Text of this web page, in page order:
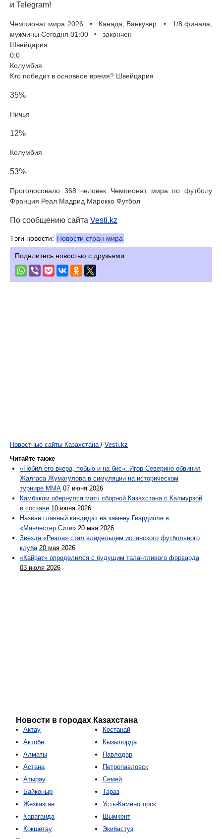
и Telegram!
Чемпионат мира 2026 • Канада, Ванкувер • 1/8 финала,
мужчины Сегодня 01:00 • закончен
Швейцария
0:0
Колумбия
Кто победит в основное время? Швейцария
35%
Ничья
12%
Колумбия
53%
Проголосовало 368 человек Чемпионат мира по футболу
Франция Реал Мадрид Марокко Футбол
По сообщению сайта Vesti.kz
Тэги новости: Новости стран мира
Поделитесь новостью с друзьями
Новостные сайты Казахстана / Vesti.kz
Читайте также
«Побил его вчера, побью и на бис». Игор Северино обвинил
Жалгаса Жумагулова в симуляции на историческом
турнире ММА 07 июня 2026
Камбэком обернулся матч сборной Казахстана с Калмурзой
в составе 10 июня 2026
Назван главный кандидат на замену Гвардиоле в
«Манчестер Сити» 20 мая 2026
Звезда «Реала» стал владельцем испанского футбольного
клуба 20 мая 2026
«Кайрат» определился с будущим талантливого форварда
03 июля 2026
Новости в городах Казахстана
Актау
Актобе
Алматы
Астана
Атырау
Байконыр
Жезказган
Караганда
Кокшетау
Костанай
Кызылорда
Павлодар
Петропавловск
Семей
Тараз
Усть-Каменогорск
Шымкент
Экибастуз